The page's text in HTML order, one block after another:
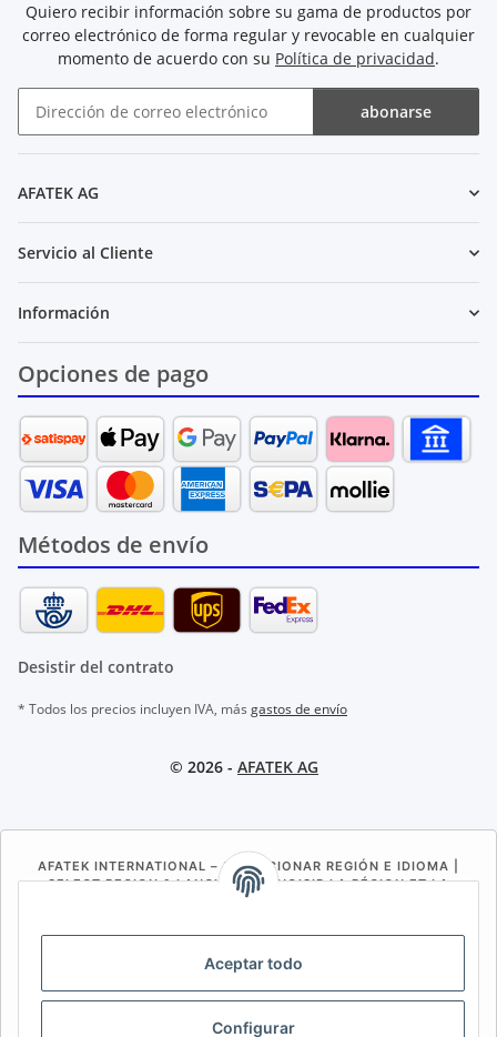
Aceptar todo
Configurar
Quiero recibir información sobre su gama de productos por
correo electrónico de forma regular y revocable en cualquier
momento de acuerdo con su Política de privacidad.
abonarse
AFATEK AG
Servicio al Cliente
Información
Opciones de pago
Métodos de envío
Desistir del contrato
* Todos los precios incluyen IVA, más gastos de envío
© 2026 - AFATEK AG
AFATEK INTERNATIONAL – SELECCIONAR REGIÓN E IDIOMA |
SELECT REGION & LANGUAGE | CHOISIR LA RÉGION ET LA
LANGUE
ES